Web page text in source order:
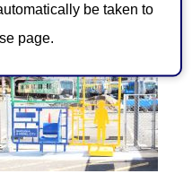
be taken to
page.